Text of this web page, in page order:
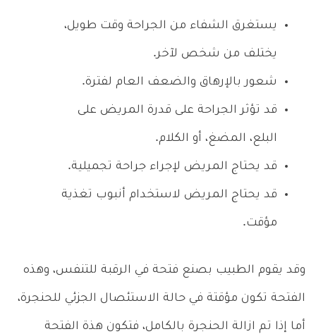
يستغرق الشفاء من الجراحة وقت طويل،
يختلف من شخص لآخر.
شعور بالإرهاق والضعف العام لفترة.
قد تؤثر الجراحة على قدرة المريض على
البلع، المضغ، أو الكلام.
قد يحتاج المريض لإجراء جراحة تجميلية.
قد يحتاج المريض لاستخدام أنبوب تغذية
مؤقت.
وقد يقوم الطبيب بصنع فتحة في الرقبة للتنفس، وهذه
الفتحة تكون مؤقتة في حالة الاستئصال الجزئي للحنجرة،
أما إذا تم ازالة الحنجرة بالكامل، فتكون هذة الفتحة